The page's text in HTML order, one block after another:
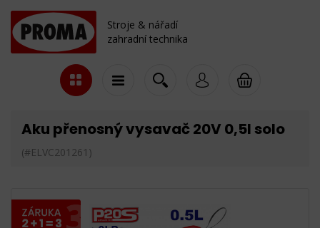
Stroje & nářadí
zahradní technika
Aku přenosný vysavač 20V 0,5l solo
(#ELVC201261)